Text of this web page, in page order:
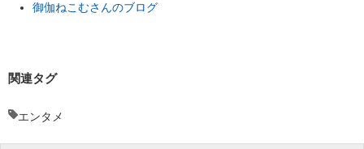
御伽ねこむさんのブログ
関連タグ
エンタメ